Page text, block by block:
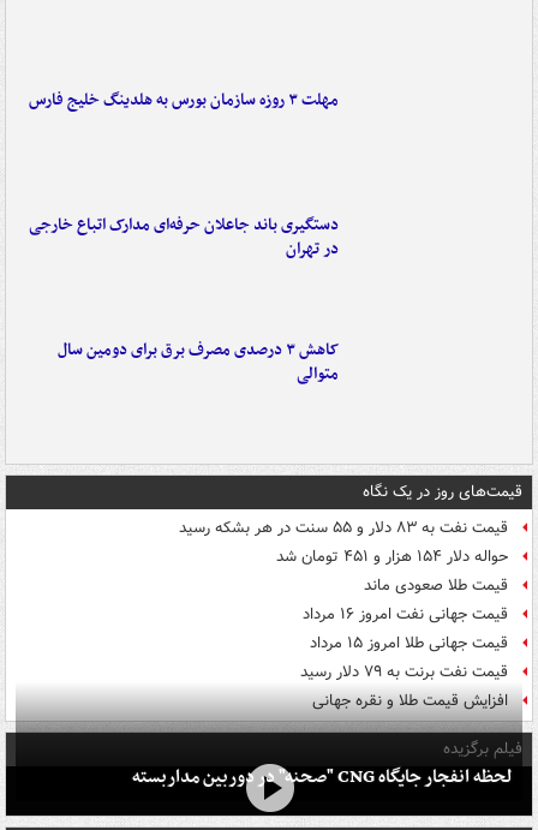
مهلت ۳ روزه سازمان بورس به هلدینگ خلیج فارس
دستگیری باند جاعلان حرفه‌ای مدارک اتباع خارجی
در تهران
کاهش ۳ درصدی مصرف برق برای دومین سال
متوالی
قیمت‌های روز در یک نگاه
قیمت نفت به ۸۳ دلار و ۵۵ سنت در هر بشکه رسید
حواله دلار ۱۵۴ هزار و ۴۵۱ تومان شد
قیمت طلا صعودی ماند
قیمت جهانی نفت امروز ۱۶ مرداد
قیمت جهانی طلا امروز ۱۵ مرداد
قیمت نفت برنت به ۷۹ دلار رسید
افزایش قیمت طلا و نقره جهانی
فیلم برگزیده
لحظه انفجار جایگاه CNG "صحنه" در دوربین مداربسته